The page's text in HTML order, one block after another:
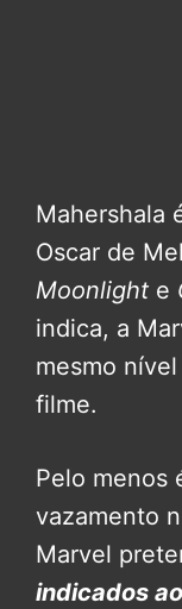
Mahershala
Oscar de
Moonlight e
indica, a
mesmo
filme.
Pelo menos
vazamento
Marvel
indicados